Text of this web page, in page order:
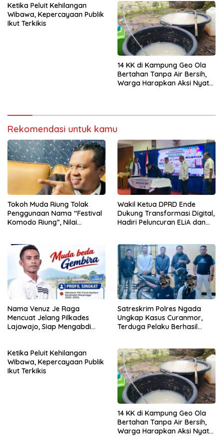
Ketika Peluit Kehilangan
Wibawa, Kepercayaan Publik
Ikut Terkikis
14 KK di Kampung Geo Ola
Bertahan Tanpa Air Bersih,
Warga Harapkan Aksi Nyata
Rekomendasi untuk kamu
Tokoh Muda Riung Tolak
Penggunaan Nama “Festival
Komodo Riung”, Nilai
Wakil Ketua DPRD Ende
Dukung Transformasi Digital,
Hadiri Peluncuran ELiA dan
Nama Venuz Je Raga
Mencuat Jelang Pilkades
Lajawajo, Siap Mengabdi
Satreskrim Polres Ngada
Ungkap Kasus Curanmor,
Terduga Pelaku Berhasil
Ketika Peluit Kehilangan
Wibawa, Kepercayaan Publik
Ikut Terkikis
14 KK di Kampung Geo Ola
Bertahan Tanpa Air Bersih,
Warga Harapkan Aksi Nyata